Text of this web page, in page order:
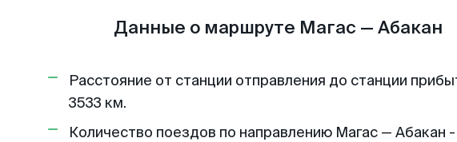
Данные о маршруте Магас — Абакан
Расстояние от станции отправления до станции
3533 км.
Количество поездов по направлению Магас — Абакан